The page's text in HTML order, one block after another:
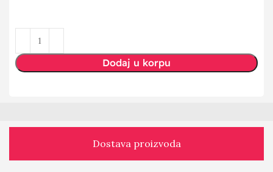
Dodaj u korpu
Dostava proizvoda